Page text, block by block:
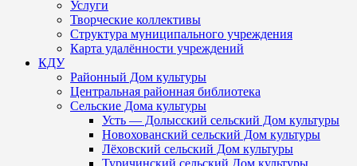
Услуги
Творческие коллективы
Структура муниципального учреждения
Карта удалённости учреждений
КДУ
Районный Дом культуры
Центральная районная библиотека
Сельские Дома культуры
Усть — Долысский сельский Дом культуры
Новохованский сельский Дом культуры
Лёховский сельский Дом культуры